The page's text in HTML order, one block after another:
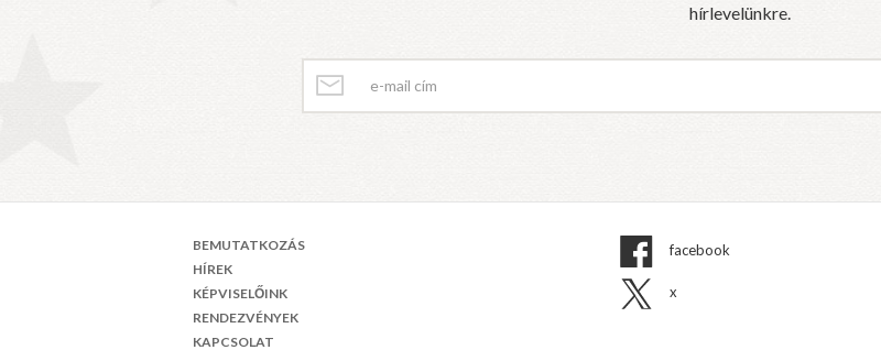
hírlevelünkre.
BEMUTATKOZÁS
HÍREK
KÉPVISELŐINK
RENDEZVÉNYEK
KAPCSOLAT
facebook
x